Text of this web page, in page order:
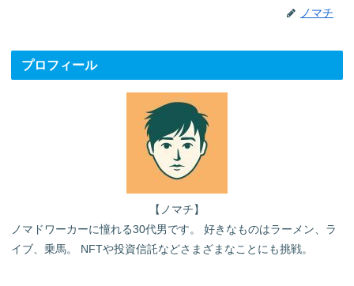
ノマチ
プロフィール
【ノマチ】
ノマドワーカーに憧れる30代男です。 好きなものはラーメン、ラ
イブ、乗馬。 NFTや投資信託などさまざまなことにも挑戦。